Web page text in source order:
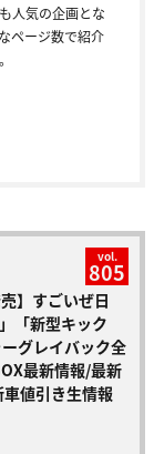
人気の企画とな
ページ数で紹介
vol.
805
】すごいぜ日
「新型キック
グレイバック全
最新情報/最新
値引き生情報